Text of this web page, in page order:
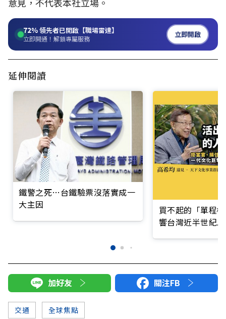
72%領先者已開啟【職場雷達】
立即開通！解鎖專屬服務 立即開啟
延伸閱讀
鐵警之死…台鐵驗票沒落實成一
大主因
買不起的「單程
響台灣近半世紀
加好友 關注FB
交通 全球焦點